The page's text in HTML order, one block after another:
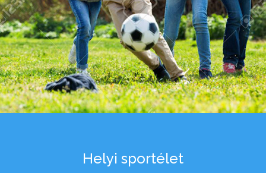
Helyi sportélet